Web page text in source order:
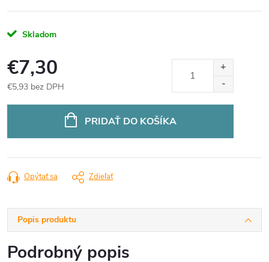
Skladom
€7,30
€5,93 bez DPH
PRIDAŤ DO KOŠÍKA
Opýtať sa Zdieľať
Popis produktu
Podrobný popis